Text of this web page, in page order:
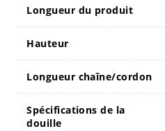
Longueur du produit
Hauteur
Longueur chaîne/cordon
Spécifications de la
douille